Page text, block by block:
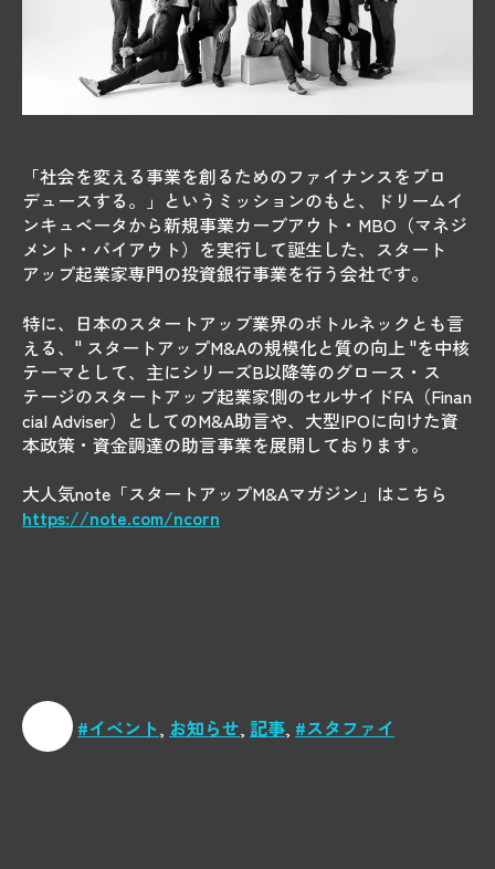
「社会を変える事業を創るためのファイナンスをプロ
デュースする。」というミッションのもと、ドリームイ
ンキュベータから新規事業カーブアウト・MBO（マネジ
メント・バイアウト）を実行して誕生した、スタート
アップ起業家専門の投資銀行事業を行う会社です。
特に、日本のスタートアップ業界のボトルネックとも言
える、" スタートアップM&Aの規模化と質の向上 "を中核
テーマとして、主にシリーズB以降等のグロース・ス
テージのスタートアップ起業家側のセルサイドFA（Finan
cial Adviser）としてのM&A助言や、大型IPOに向けた資
本政策・資金調達の助言事業を展開しております。
大人気note「スタートアップM&Aマガジン」はこちら
https://note.com/ncorn
#イベント, お知らせ, 記事, #スタファイ